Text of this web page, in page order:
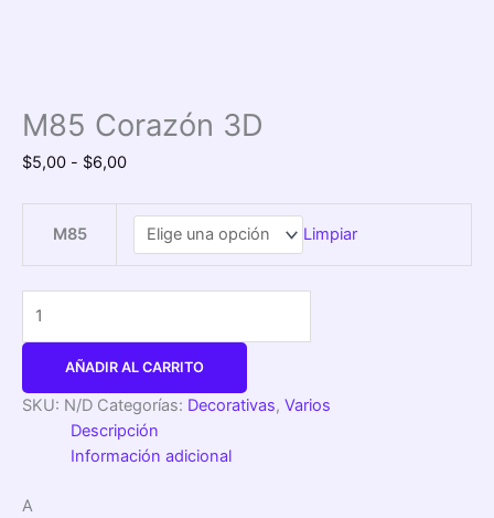
M85 Corazón 3D
$5,00 - $6,00
M85 Limpiar
AÑADIR AL CARRITO
SKU: N/D Categorías: Decorativas, Varios
Descripción
Información adicional
A